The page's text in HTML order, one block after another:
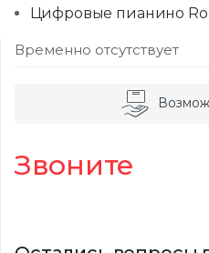
Цифровые пианино
Временно отсутствует
Звоните